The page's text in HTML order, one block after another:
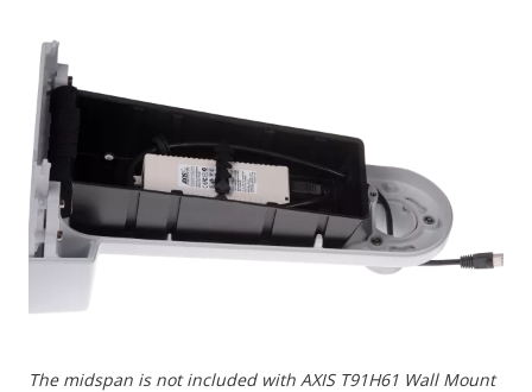
The midspan is not included with AXIS T91H61 Wall Mount